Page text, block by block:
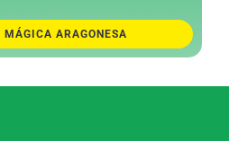
MÁGICA ARAGONESA